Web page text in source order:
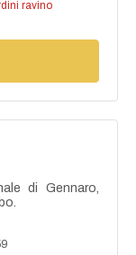
ravino
di Gennaro,